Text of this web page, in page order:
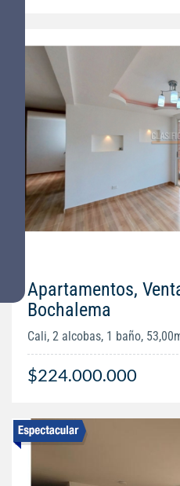
Apartamentos,
Bochalema
Cali, 2 alcobas, 1 baño,
$224.000.000